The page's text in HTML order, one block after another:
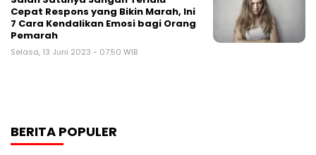
Cepat Respons yang Bikin Marah, Ini
7 Cara Kendalikan Emosi bagi Orang
Pemarah
Selasa, 13 Juni 2023 - 07:50 WIB
BERITA POPULER